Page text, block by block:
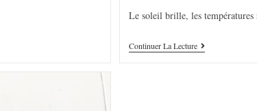
Le soleil brille, les
Continuer La Lecture